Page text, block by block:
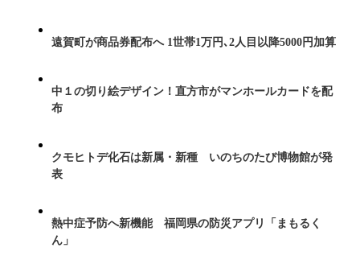
遠賀町が商品券配布へ 1世帯1万円､2人目以降5000円加算
中１の切り絵デザイン！直方市がマンホールカードを配
布
クモヒトデ化石は新属・新種 いのちのたび博物館が発
表
熱中症予防へ新機能 福岡県の防災アプリ「まもるく
ん」